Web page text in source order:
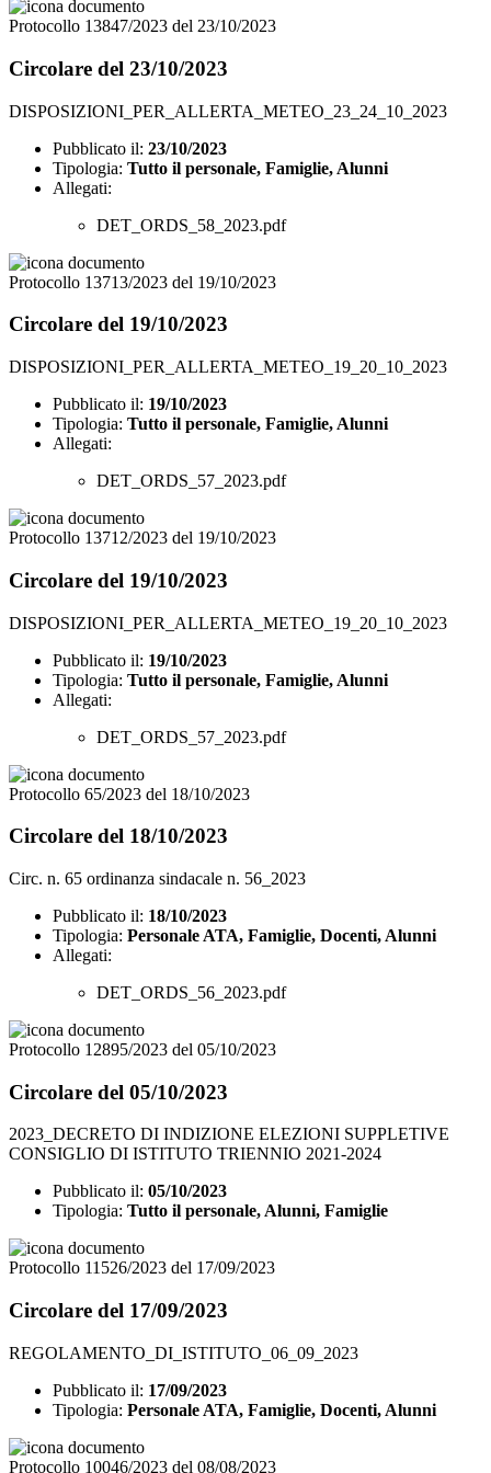
Protocollo 13847/2023 del 23/10/2023
Circolare del 23/10/2023
DISPOSIZIONI_PER_ALLERTA_METEO_23_24_10_2023
Pubblicato il: 23/10/2023
Tipologia: Tutto il personale, Famiglie, Alunni
Allegati:
DET_ORDS_58_2023.pdf
Protocollo 13713/2023 del 19/10/2023
Circolare del 19/10/2023
DISPOSIZIONI_PER_ALLERTA_METEO_19_20_10_2023
Pubblicato il: 19/10/2023
Tipologia: Tutto il personale, Famiglie, Alunni
Allegati:
DET_ORDS_57_2023.pdf
Protocollo 13712/2023 del 19/10/2023
Circolare del 19/10/2023
DISPOSIZIONI_PER_ALLERTA_METEO_19_20_10_2023
Pubblicato il: 19/10/2023
Tipologia: Tutto il personale, Famiglie, Alunni
Allegati:
DET_ORDS_57_2023.pdf
Protocollo 65/2023 del 18/10/2023
Circolare del 18/10/2023
Circ. n. 65 ordinanza sindacale n. 56_2023
Pubblicato il: 18/10/2023
Tipologia: Personale ATA, Famiglie, Docenti, Alunni
Allegati:
DET_ORDS_56_2023.pdf
Protocollo 12895/2023 del 05/10/2023
Circolare del 05/10/2023
2023_DECRETO DI INDIZIONE ELEZIONI SUPPLETIVE
CONSIGLIO DI ISTITUTO TRIENNIO 2021-2024
Pubblicato il: 05/10/2023
Tipologia: Tutto il personale, Alunni, Famiglie
Protocollo 11526/2023 del 17/09/2023
Circolare del 17/09/2023
REGOLAMENTO_DI_ISTITUTO_06_09_2023
Pubblicato il: 17/09/2023
Tipologia: Personale ATA, Famiglie, Docenti, Alunni
Protocollo 10046/2023 del 08/08/2023